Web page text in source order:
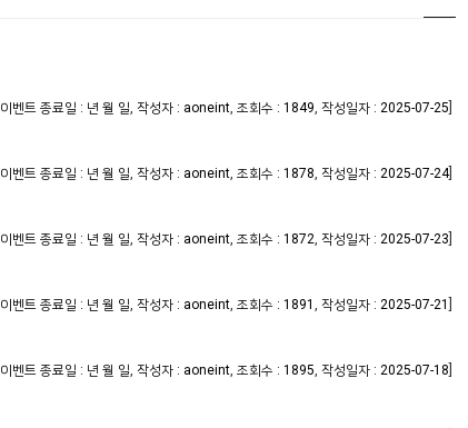
이벤트 종료일 : 년 월 일,작성자 : aoneint,조회수 : 1849,작성일자 : 2025-07-25
이벤트 종료일 : 년 월 일,작성자 : aoneint,조회수 : 1878,작성일자 : 2025-07-24]
이벤트 종료일 : 년 월 일,작성자 : aoneint,조회수 : 1872,작성일자 : 2025-07-23
이벤트 종료일 : 년 월 일,작성자 : aoneint,조회수 : 1891,작성일자 : 2025-07-21
이벤트 종료일 : 년 월 일,작성자 : aoneint,조회수 : 1895,작성일자 : 2025-07-18